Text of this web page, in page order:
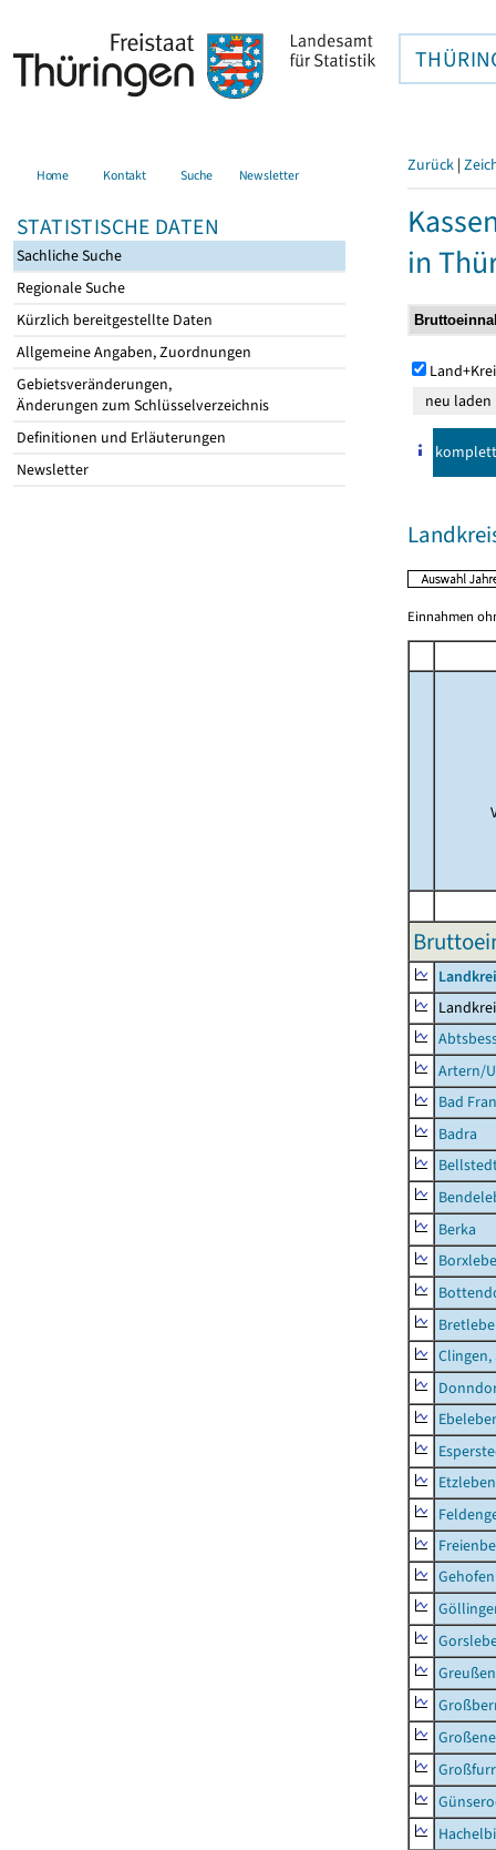
Home Kontakt Suche Newsletter
STATISTISCHE DATEN
Sachliche Suche
Regionale Suche
Kürzlich bereitgestellte Daten
Allgemeine Angaben, Zuordnungen
Gebietsveränderungen,
Änderungen zum Schlüsselverzeichnis
Definitionen und Erläuterungen
Newsletter
Zurück |
in
komplett
Einnahmen
Artern/
Bad
Badra
Berka
Etzleben
Gehofen